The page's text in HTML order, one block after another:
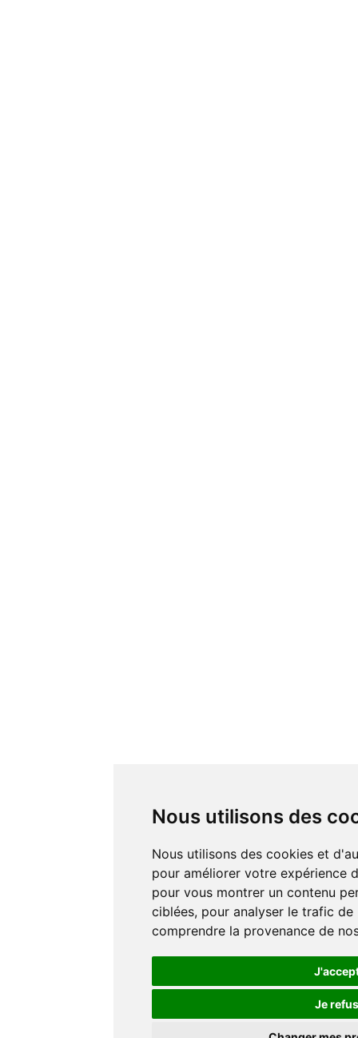
Nous utilisons des
Nous utilisons des cookies et d'autres technologies de suivi
pour améliorer votre expérience
pour vous montrer un contenu
ciblées, pour analyser le trafic
comprendre la provenance de
Je